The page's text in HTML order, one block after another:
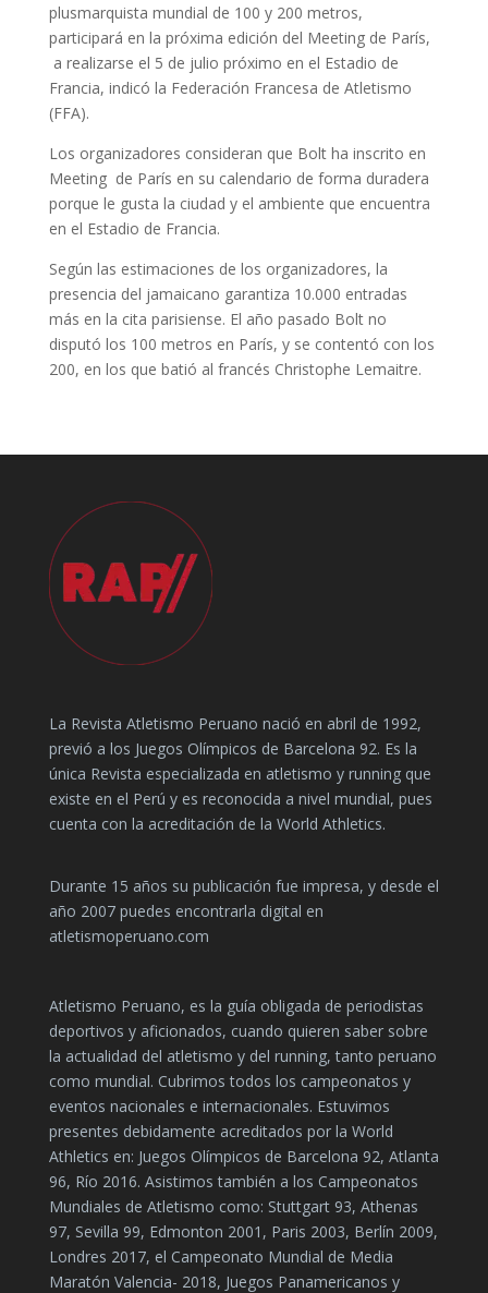
plusmarquista mundial de 100 y 200 metros,
participará en la próxima edición del Meeting de París,
a realizarse el 5 de julio próximo en el Estadio de
Francia, indicó la Federación Francesa de Atletismo
(FFA).
Los organizadores consideran que Bolt ha inscrito en
Meeting de París en su calendario de forma duradera
porque le gusta la ciudad y el ambiente que encuentra
en el Estadio de Francia.
Según las estimaciones de los organizadores, la
presencia del jamaicano garantiza 10.000 entradas
más en la cita parisiense. El año pasado Bolt no
disputó los 100 metros en París, y se contentó con los
200, en los que batió al francés Christophe Lemaitre.
La Revista Atletismo Peruano nació en abril de 1992,
previó a los Juegos Olímpicos de Barcelona 92. Es la
única Revista especializada en atletismo y running que
existe en el Perú y es reconocida a nivel mundial, pues
cuenta con la acreditación de la World Athletics.
Durante 15 años su publicación fue impresa, y desde el
año 2007 puedes encontrarla digital en
atletismoperuano.com
Atletismo Peruano, es la guía obligada de periodistas
deportivos y aficionados, cuando quieren saber sobre
la actualidad del atletismo y del running, tanto peruano
como mundial. Cubrimos todos los campeonatos y
eventos nacionales e internacionales. Estuvimos
presentes debidamente acreditados por la World
Athletics en: Juegos Olímpicos de Barcelona 92, Atlanta
96, Río 2016. Asistimos también a los Campeonatos
Mundiales de Atletismo como: Stuttgart 93, Athenas
97, Sevilla 99, Edmonton 2001, Paris 2003, Berlín 2009,
Londres 2017, el Campeonato Mundial de Media
Maratón Valencia- 2018, Juegos Panamericanos y